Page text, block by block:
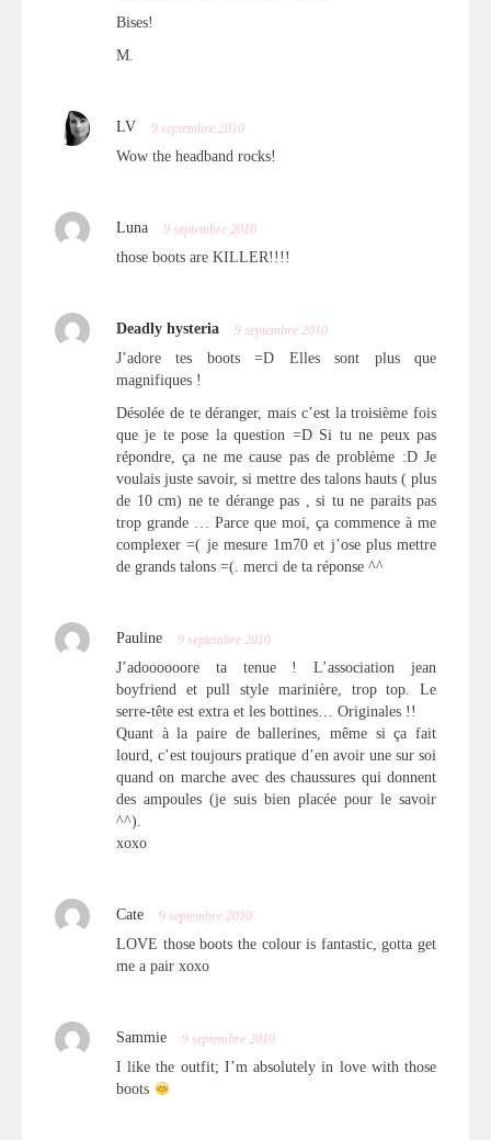
Bises!
M.
LV 9 septembre 2010
Wow the headband rocks!
Luna 9 septembre 2010
those boots are KILLER!!!!
Deadly hysteria 9 septembre 2010
J’adore tes boots =D Elles sont plus que
magnifiques !
Désolée de te déranger, mais c’est la troisième fois
que je te pose la question =D Si tu ne peux pas
répondre, ça ne me cause pas de problème :D Je
voulais juste savoir, si mettre des talons hauts ( plus
de 10 cm) ne te dérange pas , si tu ne paraits pas
trop grande … Parce que moi, ça commence à me
complexer =( je mesure 1m70 et j’ose plus mettre
de grands talons =(. merci de ta réponse ^^
Pauline 9 septembre 2010
J’adoooooore ta tenue ! L’association jean
boyfriend et pull style marinière, trop top. Le
serre-tête est extra et les bottines… Originales !!
Quant à la paire de ballerines, même si ça fait
lourd, c’est toujours pratique d’en avoir une sur soi
quand on marche avec des chaussures qui donnent
des ampoules (je suis bien placée pour le savoir
^^).
xoxo
Cate 9 septembre 2010
LOVE those boots the colour is fantastic, gotta get
me a pair xoxo
Sammie 9 septembre 2010
I like the outfit; I’m absolutely in love with those
boots